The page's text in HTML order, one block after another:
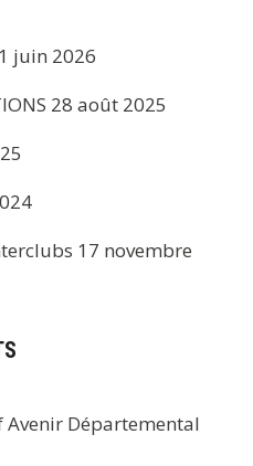
juin 2026
28 août 2025
17 novembre
Avenir Départemental